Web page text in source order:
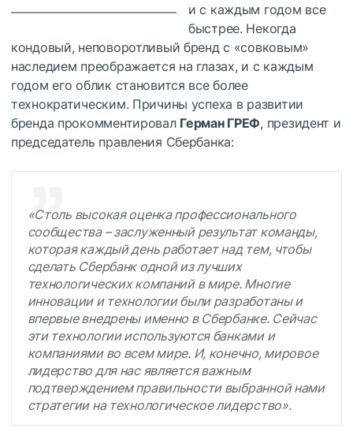
и с каждым годом все
быстрее. Некогда
кондовый, неповоротливый бренд с «совковым»
наследием преображается на глазах, и с каждым
годом его облик становится все более
технократическим. Причины успеха в развитии
бренда прокомментировал Герман ГРЕФ, президент и
председатель правления Сбербанка:
«Столь высокая оценка профессионального
сообщества – заслуженный результат команды,
которая каждый день работает над тем, чтобы
сделать Сбербанк одной из лучших
технологических компаний в мире. Многие
инновации и технологии были разработаны и
впервые внедрены именно в Сбербанке. Сейчас
эти технологии используются банками и
компаниями во всем мире. И, конечно, мировое
лидерство для нас является важным
подтверждением правильности выбранной нами
стратегии на технологическое лидерство».